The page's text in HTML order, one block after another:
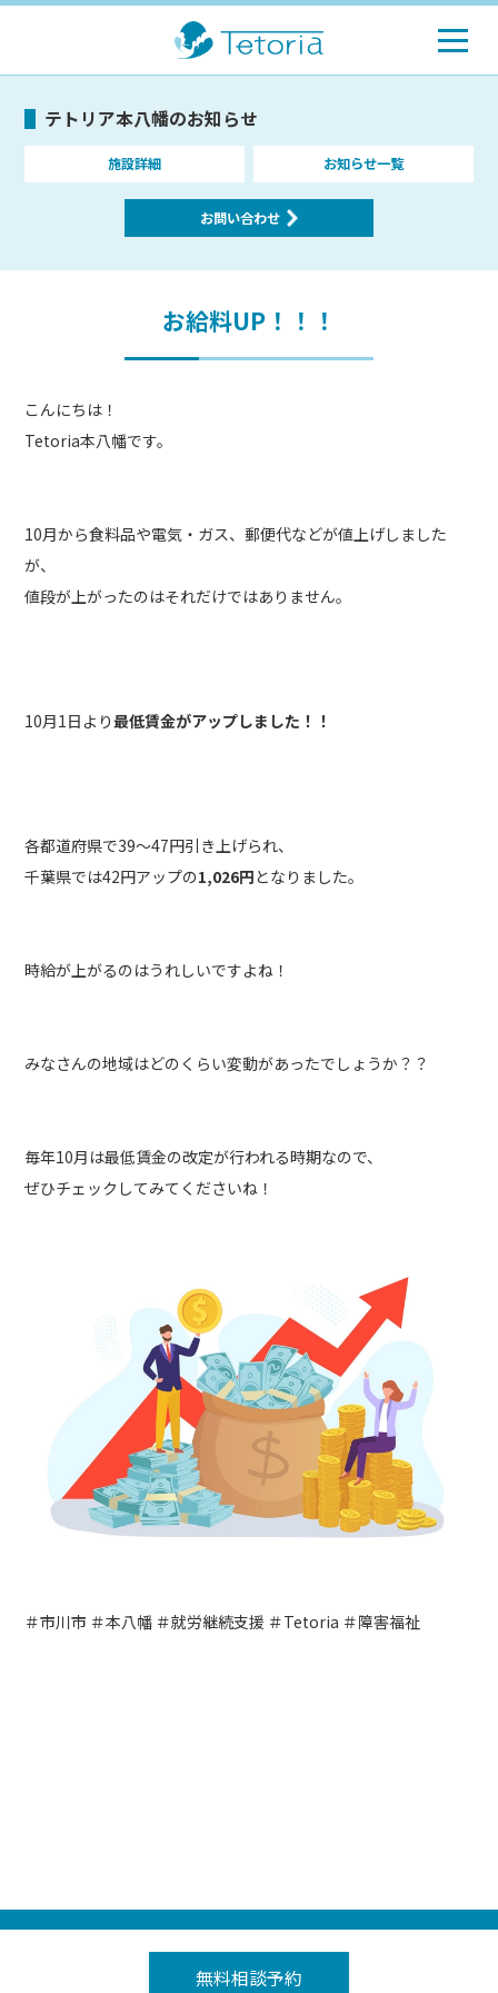
テトリア本八幡のお知らせ
施設詳細 お知らせ一覧
お問い合わせ
お給料UP！！！
こんにちは！
Tetoria本八幡です。
10月から食料品や電気・ガス、郵便代などが値上げしました
が、
値段が上がったのはそれだけではありません。
10月1日より最低賃金がアップしました！！
各都道府県で39～47円引き上げられ、
千葉県では42円アップの1,026円となりました。
時給が上がるのはうれしいですよね！
みなさんの地域はどのくらい変動があったでしょうか？？
毎年10月は最低賃金の改定が行われる時期なので、
ぜひチェックしてみてくださいね！
＃市川市 ＃本八幡 ＃就労継続支援 ＃Tetoria ＃障害福祉
無料相談予約
＞
テトリア本八幡
＞
お知らせ